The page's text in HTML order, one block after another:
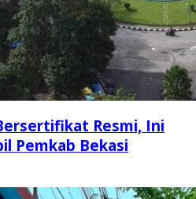
Resmi, Ini
Pemkab Bekasi